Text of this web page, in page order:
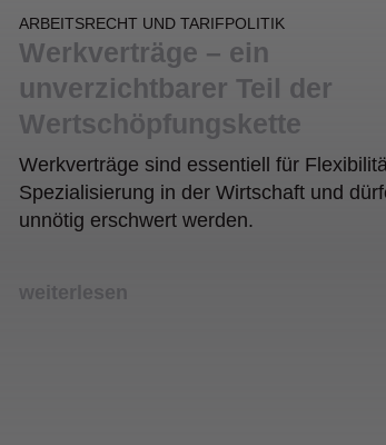
ARBEITSRECHT UND TARIFPOLITIK
Werkverträge – ein
unverzichtbarer Teil der
Wertschöpfungskette
Werkverträge sind essentiell für
Spezialisierung in der Wirtschaft und
unnötig erschwert werden.
weiterlesen